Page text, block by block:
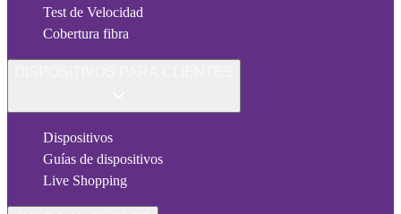
Test de Velocidad
Cobertura fibra
Dispositivos
Guías de dispositivos
Live Shopping